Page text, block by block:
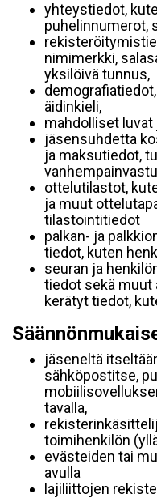
yhteystiedot,
puhelinnumerot,
nimimerkki,
yksilöivä tunnus,
äidinkieli,
mahdolliset
jäsensuhdetta
ja maksutiedot,
ottelutilastot,
ja muut
tilastointitiedot
palkan- ja
tiedot, kuten
seuran ja
tiedot sekä muut
kerätyt tiedot,
jäseneltä
sähköpostitse,
tavalla,
toimihenkilön
evästeiden tai
avulla
lajiliittojen